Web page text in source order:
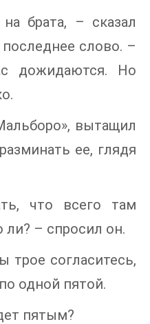
брата, – сказал
слово. –
дожидаются. Но
вытащил
ее, глядя
что всего там
ли? – спросил он.
согласитесь,
одной пятой.
пятым?